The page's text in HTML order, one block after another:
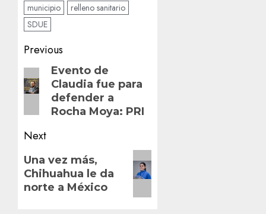
municipio
relleno sanitario
SDUE
Post
navigation
Previous
Previous
post:
Evento de
Claudia fue para
defender a
Rocha Moya: PRI
Next
Next
post:
Una vez más,
Chihuahua le da
norte a México